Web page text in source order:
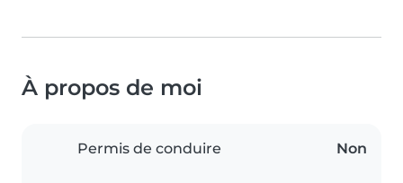
À propos de moi
Permis de conduire Non